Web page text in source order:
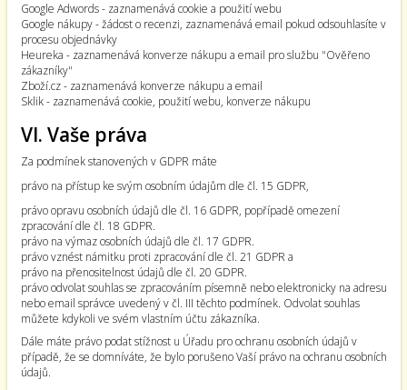
Google Adwords - zaznamenává cookie a použití webu
Google nákupy - žádost o recenzi, zaznamenává email pokud odsouhlasíte v
procesu objednávky
Heureka - zaznamenává konverze nákupu a email pro službu "Ověřeno
zákazníky"
Zboží.cz - zaznamenává konverze nákupu a email
Sklik - zaznamenává cookie, použití webu, konverze nákupu
VI. Vaše práva
Za podmínek stanovených v GDPR máte
právo na přístup ke svým osobním údajům dle čl. 15 GDPR,
právo opravu osobních údajů dle čl. 16 GDPR, popřípadě omezení
zpracování dle čl. 18 GDPR.
právo na výmaz osobních údajů dle čl. 17 GDPR.
právo vznést námitku proti zpracování dle čl. 21 GDPR a
právo na přenositelnost údajů dle čl. 20 GDPR.
právo odvolat souhlas se zpracováním písemně nebo elektronicky na adresu
nebo email správce uvedený v čl. III těchto podmínek. Odvolat souhlas
můžete kdykoli ve svém vlastním účtu zákazníka.
Dále máte právo podat stížnost u Úřadu pro ochranu osobních údajů v
případě, že se domníváte, že bylo porušeno Vaší právo na ochranu osobních
údajů.